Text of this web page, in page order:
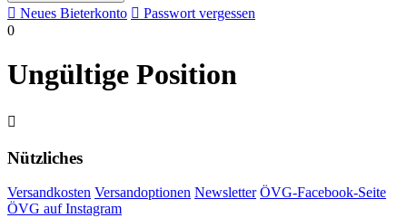
 Neues Bieterkonto  Passwort vergessen
0
Ungültige Position

Nützliches
Versandkosten Versandoptionen Newsletter ÖVG-Facebook-Seite
ÖVG auf Instagram